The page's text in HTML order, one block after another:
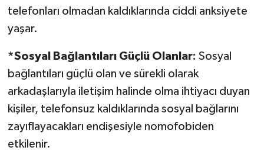
telefonları olmadan kaldıklarında ciddi anksiyete
yaşar.
*Sosyal Bağlantıları Güçlü Olanlar: Sosyal
bağlantıları güçlü olan ve sürekli olarak
arkadaşlarıyla iletişim halinde olma ihtiyacı duyan
kişiler, telefonsuz kaldıklarında sosyal bağlarını
zayıflayacakları endişesiyle nomofobiden
etkilenir.